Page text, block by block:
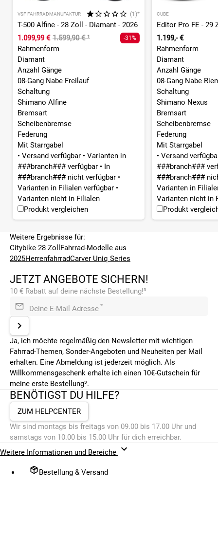
VSF FAHRRADMANUFAKTUR (1)*
T-500 Alfine - 28 Zoll - Diamant - 2026
1.099,99 € 1.599,90 €¹ -31%
Rahmenform
Diamant
Anzahl Gänge
08-Gang Nabe Freilauf
Schaltung
Shimano Alfine
Bremsart
Scheibenbremse
Federung
Mit Starrgabel
• Versand verfügbar • Varianten in
###branch### verfügbar • In
###branch### nicht verfügbar •
Varianten in Filialen verfügbar •
Varianten nicht in Filialen
Produkt vergleichen
CUBE
1.199,- €
Rahmenform
Diamant
Anzahl Gänge
08-Gang Nabe
Schaltung
Shimano Nexus
Bremsart
Scheibenbremse
Federung
Mit Starrgabel
• Versand
###branch###
###branch###
Varianten in
Varianten nicht in
Produkt
Weitere Ergebnisse für:
Citybike 28 Zoll Fahrrad-Modelle aus
2025HerrenfahrradCarver Uniq Series
JETZT ANGEBOTE SICHERN!
10 € Rabatt auf deine nächste Bestellung!³
Deine E-Mail Adresse *
Ja, ich möchte regelmäßig den Newsletter mit wichtigen
Fahrrad-Themen, Sonder-Angeboten und Neuheiten per Mail
erhalten. Eine Abmeldung ist jederzeit möglich. Als
Willkommensgeschenk erhalte ich einen 10€-Gutschein für
meine erste Bestellung³.
BENÖTIGST DU HILFE?
ZUM HELPCENTER
Wir sind montags bis freitags von 09.00 bis 17.00 Uhr und
samstags von 10.00 bis 15.00 Uhr für dich erreichbar.
Weitere Informationen und Bereiche
Bestellung & Versand